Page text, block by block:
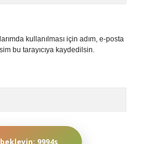
kullanılması için adım, e-posta
bu tarayıcıya kaydedilsin.